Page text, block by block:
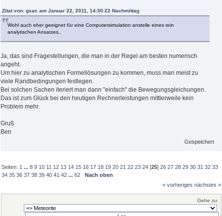
Zitat von: gsac am Januar 22, 2011, 14:30:22 Nachmittag
Wohl auch eher geeignet für eine Computersimulation anstelle eines rein
analytischen Ansatzes..
Ja, das sind Fragestellungen, die man in der Regel am besten numerisch
angeht.
Um hier zu analytischen Formellösungen zu kommen, muss man meist zu
viele Randbedingungen festlegen.
Bei solchen Sachen iteriert man dann "einfach" die Bewegungsgleichungen.
Das ist zum Glück bei den heutigen Rechnerleistungen mittlerweile kein
Problem mehr.
Gruß
Ben
Gespeichert
Seiten: 1 ...8 9 10 11 12 13 14 15 16 17 18 19 20 21 22 23 24 [25]26 27 28 29 30 31 32 33
34 35 36 37 38 39 40 41 42 ...62
Nach oben
« vorheriges nächstes »
Gehe zu: